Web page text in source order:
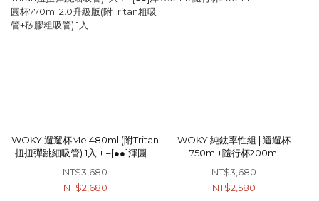
WOKY 遛遛杯Me 480ml (附Tritan
扭扭彈跳細吸管) 1入 + –[●●]渾圓杯
770ml 2.0升級版(附Tritan粗吸管
+矽膠粗吸管) 1入
NT$3,680
NT$2,680
WOKY 純鈦率性組 | 遛遛杯
750ml+隨行杯200ml
NT$3,680
NT$2,580